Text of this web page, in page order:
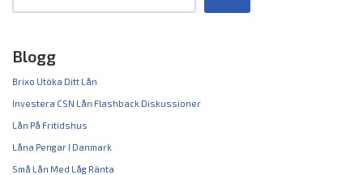
Blogg
Brixo Utöka Ditt Lån
Investera CSN Lån Flashback Diskussioner
Lån På Fritidshus
Låna Pengar I Danmark
Små Lån Med Låg Ränta